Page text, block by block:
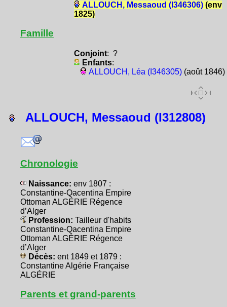
ALLOUCH, Messaoud (I346306)(env
1825)
Famille
Conjoint: ?
Enfants:
ALLOUCH, Léa (I346305)(août 1846)
ALLOUCH, Messaoud (I312808)
Chronologie
Naissance: env 1807 :
Constantine-Qacentina Empire
Ottoman ALGÉRIE Régence
d’Alger
Profession: Tailleur d'habits
Constantine-Qacentina Empire
Ottoman ALGÉRIE Régence
d’Alger
Décès: ent 1849 et 1879 :
Constantine Algérie Française
ALGÉRIE
Parents et grand-parents